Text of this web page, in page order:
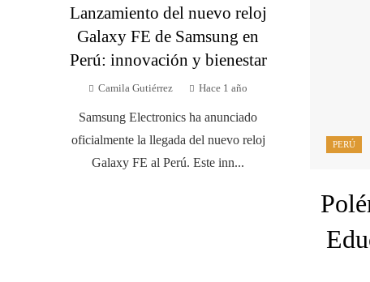
PERÚ
Lanzamiento del nuevo reloj
Galaxy FE de Samsung en
Perú: innovación y bienestar
Camila Gutiérrez Hace 1 año
Samsung Electronics ha anunciado
oficialmente la llegada del nuevo reloj
Galaxy FE al Perú. Este inn...